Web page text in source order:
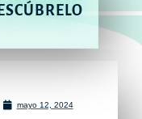
mayo 12, 2024